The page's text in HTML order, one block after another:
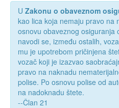
U Zakonu o obaveznom
kao lica koja nemaju pravo na
osnovu obaveznog osiguranja
navodi se, između ostalih,
mu je upotrebom pričinjena
vozač koji je izazvao
pravo na naknadu
polise. Po osnovu polise od
na nadoknadu štete.
--Član 21